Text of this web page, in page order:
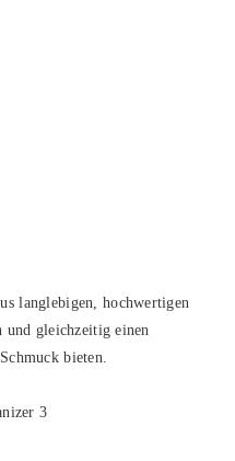
langlebigen, hochwertigen
und gleichzeitig einen
bieten.